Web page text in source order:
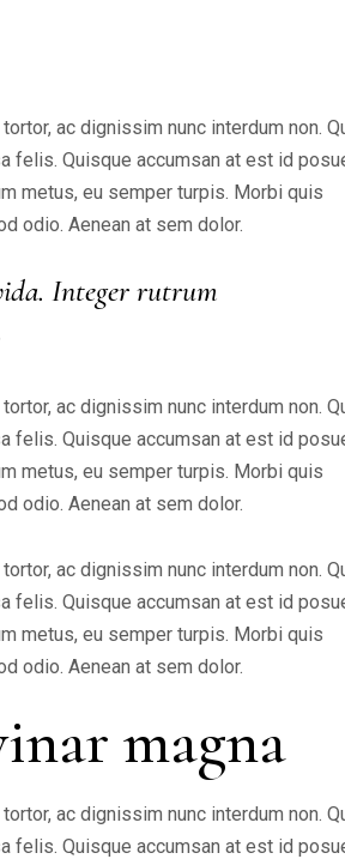
ac dignissim nunc interdum non.
felis. Quisque accumsan at est id
metus, eu semper turpis. Morbi quis
odio. Aenean at sem dolor.
Integer rutrum
ac dignissim nunc interdum non.
felis. Quisque accumsan at est id
metus, eu semper turpis. Morbi quis
odio. Aenean at sem dolor.
ac dignissim nunc interdum non.
felis. Quisque accumsan at est id
metus, eu semper turpis. Morbi quis
odio. Aenean at sem dolor.
magna
ac dignissim nunc interdum non.
felis. Quisque accumsan at est id